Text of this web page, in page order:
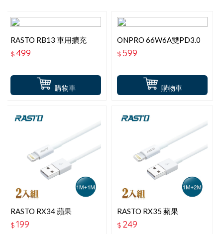
購物車
RASTO RB13 車用擴充
54W+PD+雙QC3.0快速充
電器
$499
購物車
ONPRO 66W6A雙PD3.0
急速車充 黑
$ 599
RASTO RX34 蘋果
LIGHTNING 充電傳輸線雙
入組1M＋1M
$199
RASTO RX35 蘋果
LIGHTNING 充電傳輸線雙
入組1M＋2M
$ 249